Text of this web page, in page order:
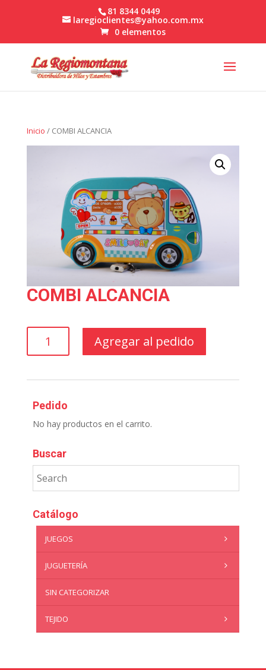
81 8344 0449
laregioclientes@yahoo.com.mx
0 elementos
Inicio / COMBI ALCANCIA
COMBI ALCANCIA
ALCANCIA
Agregar al pedido
Pedido
No hay productos en el carrito.
Buscar
Catálogo
JUEGOS
JUGUETERÍA
SIN CATEGORIZAR
TEJIDO